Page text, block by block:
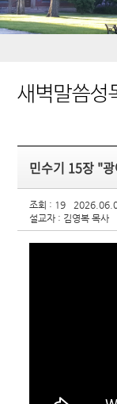
새벽말씀성
민수기 15장 "
조회 : 19
설교자 : 김영복 목사